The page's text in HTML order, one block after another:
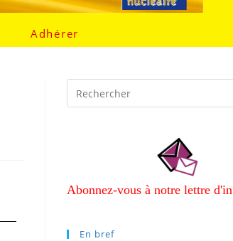
Adhérer
Abonnez-vous à notre lettre
En bref